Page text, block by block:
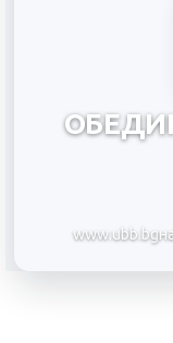
www.ubb.bg